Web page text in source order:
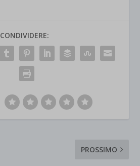
CONDIVIDERE:
PROSSIMO